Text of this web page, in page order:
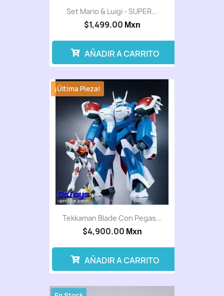
Set Mario & Luigi - SUPER...
$1,499.00 Mxn
AÑADIR A CARRITO
Tekkaman Blade Con Pegas...
$4,900.00 Mxn
¡Última Pieza!
AÑADIR A CARRITO